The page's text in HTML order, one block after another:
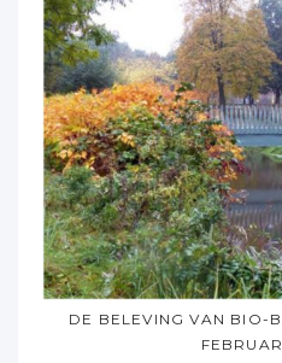
DE BELEVING VAN BIO-